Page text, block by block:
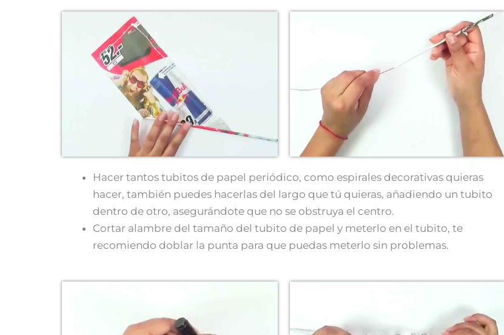
Hacer tantos tubitos de papel periódico, como espirales decorativas quieras
hacer, también puedes hacerlas del largo que tú quieras, añadiendo un tubito
dentro de otro, asegurándote que no se obstruya el centro.
Cortar alambre del tamaño del tubito de papel y meterlo en el tubito, te
recomiendo doblar la punta para que puedas meterlo sin problemas.